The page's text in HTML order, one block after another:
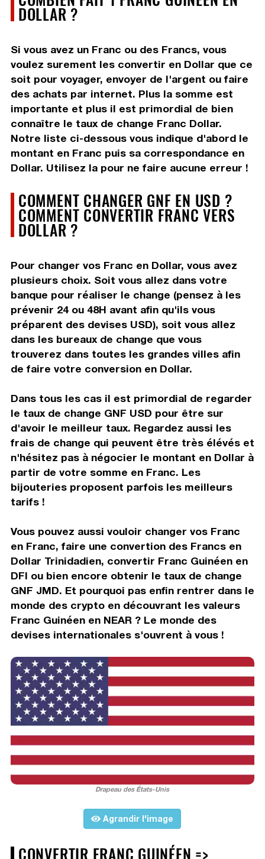
DOLLAR ?
Si vous avez un Franc ou des Francs, vous
voulez surement les convertir en Dollar que ce
soit pour voyager, envoyer de l'argent ou faire
des achats par internet. Plus la somme est
importante et plus il est primordial de bien
connaître le taux de change Franc Dollar.
Notre liste ci-dessous vous indique d'abord le
montant en Franc puis sa correspondance en
Dollar. Utilisez la pour ne faire aucune erreur !
COMMENT CHANGER GNF EN USD ?
COMMENT CONVERTIR FRANC VERS
DOLLAR ?
Pour changer vos Franc en Dollar, vous avez
plusieurs choix. Soit vous allez dans votre
banque pour réaliser le change (pensez à les
prévenir 24 ou 48H avant afin qu'ils vous
préparent des devises USD), soit vous allez
dans les bureaux de change que vous
trouverez dans toutes les grandes villes afin
de faire votre conversion en Dollar.
Dans tous les cas il est primordial de regarder
le taux de change GNF USD pour être sur
d'avoir le meilleur taux. Regardez aussi les
frais de change qui peuvent être très élévés et
n'hésitez pas à négocier le montant en Dollar à
partir de votre somme en Franc. Les
bijouteries proposent parfois les meilleurs
tarifs !
Vous pouvez aussi vouloir changer vos Franc
en Franc, faire une convertion des Francs en
Dollar Trinidadien, convertir Franc Guinéen en
DFI ou bien encore obtenir le taux de change
GNF JMD. Et pourquoi pas enfin rentrer dans le
monde des crypto en découvrant les valeurs
Franc Guinéen en NEAR ? Le monde des
devises internationales s'ouvrent à vous !
Drapeau des États-Unis
Agrandir l'image
CONVERTIR FRANC GUINÉEN =>